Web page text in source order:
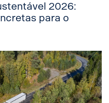
2026:
para o